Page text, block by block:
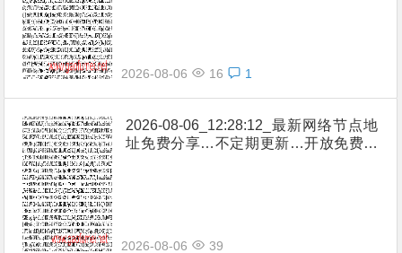
2026-08-06 16 1
2026-08-06_12:28:12_最新网络节点地
址免费分享…不定期更新…开放免费分
2026-08-06 39